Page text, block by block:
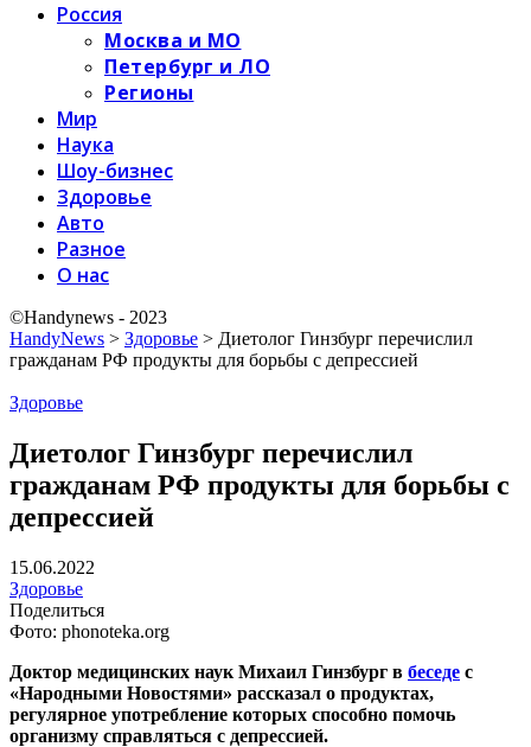
Россия
Москва и МО
Петербург и ЛО
Регионы
Мир
Наука
Шоу-бизнес
Здоровье
Авто
Разное
О нас
©Handynews - 2023
HandyNews > Здоровье > Диетолог Гинзбург перечислил
гражданам РФ продукты для борьбы с депрессией
Здоровье
Диетолог Гинзбург перечислил
гражданам РФ продукты для борьбы с
депрессией
15.06.2022
Здоровье
Поделиться
Фото: phonoteka.org
Доктор медицинских наук Михаил Гинзбург в беседе с
«Народными Новостями» рассказал о продуктах,
регулярное употребление которых способно помочь
организму справляться с депрессией.